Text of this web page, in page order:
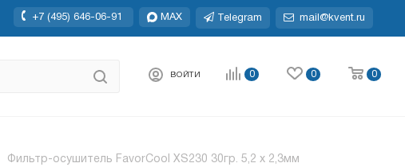
+7 (495) 646-06-91 MAX Telegram mail@kvent.ru
ВОЙТИ 0 0 0
Фильтр-осушитель FavorCool XS230 30гр. 5,2 х 2,3мм